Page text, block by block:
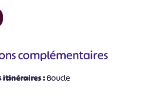
complémentaires
itinéraires :Boucle